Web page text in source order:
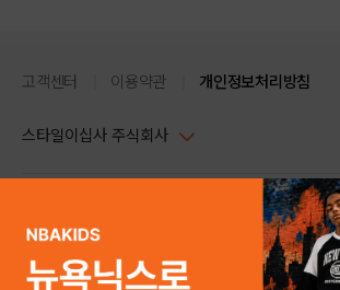
고객센터 이용약관 개인정보처리방침
스타일이십사 주식회사
주소 : 서울시 강남구 논현로 633, 6층 (논현동, 한세엠케이빌딩)
사업자등록번호 : 116-81-32499
통신판매업신고번호 : 제 2024-서울강남-04239
스타일24 고객센터 1544-5336
평일 09:00~ 18:00 (토/일/공휴일 휴무)
help Email : help@style24.com